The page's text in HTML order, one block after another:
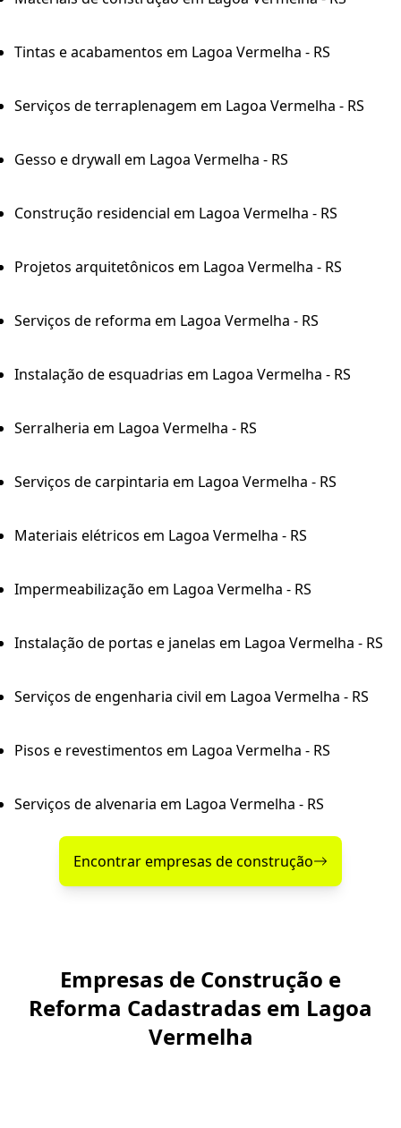
Tintas e acabamentos em Lagoa Vermelha - RS
Serviços de terraplenagem em Lagoa Vermelha - RS
Gesso e drywall em Lagoa Vermelha - RS
Construção residencial em Lagoa Vermelha - RS
Projetos arquitetônicos em Lagoa Vermelha - RS
Serviços de reforma em Lagoa Vermelha - RS
Instalação de esquadrias em Lagoa Vermelha - RS
Serralheria em Lagoa Vermelha - RS
Serviços de carpintaria em Lagoa Vermelha - RS
Materiais elétricos em Lagoa Vermelha - RS
Impermeabilização em Lagoa Vermelha - RS
Instalação de portas e janelas em Lagoa Vermelha - RS
Serviços de engenharia civil em Lagoa Vermelha - RS
Pisos e revestimentos em Lagoa Vermelha - RS
Serviços de alvenaria em Lagoa Vermelha - RS
Encontrar empresas de construção
Empresas de Construção e
Reforma Cadastradas em Lagoa
Vermelha